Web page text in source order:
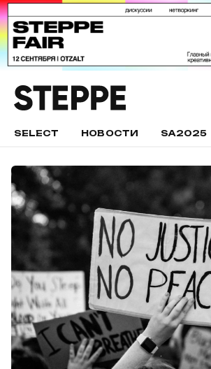
SELECT НОВОСТИ SA2025